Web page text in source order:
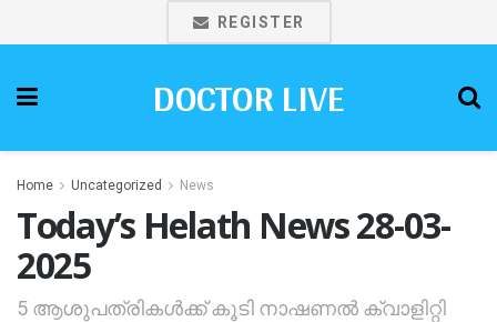
REGISTER
DOCTOR LIVE
Home Uncategorized News
Today’s Helath News 28-03-
2025
5 ആശുപത്രികൾക്ക് കൂടി നാഷണൽ ക്വാളിറ്റി